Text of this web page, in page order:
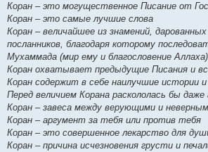
Коран – это могущественное Писание от
Коран – это самые лучшие слова
Коран – величайшее из знамений,
посланников, благодаря которому
Мухаммада (мир ему и благословение
Коран охватывает предыдущие Писания и
Коран содержит в себе наилучшие истории и
Перед величием Корана раскололась бы даже
Коран – завеса между верующими и
Коран – аргумент за тебя или против тебя
Коран – это совершенное лекарство для
Коран – причина исчезновения грусти и